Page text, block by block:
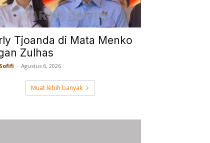
Tjoanda di Mata Menko
Zulhas
- Agustus 6, 2026
Muat lebih banyak